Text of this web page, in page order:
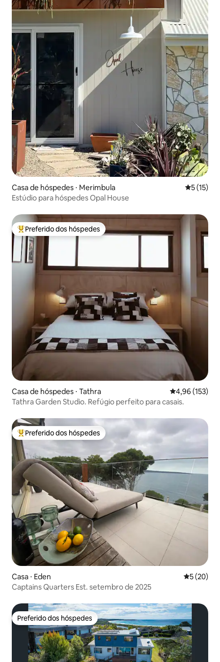
Casa de hóspedes ⋅ Merimbula 5 de uma
5 (15)
Estúdio para hóspedes Opal House
Entre os melhores preferidos dos hóspedes
Preferido dos hóspedes
Casa de hóspedes ⋅ Tathra 4,96 de uma
4,96 (153)
Tathra Garden Studio. Refúgio perfeito para casais.
Entre os melhores preferidos dos hóspedes
Preferido dos hóspedes
Casa ⋅ Eden 5 de uma
5 (20)
Captains Quarters Est. setembro de 2025
Preferido dos hóspedes
Preferido dos hóspedes